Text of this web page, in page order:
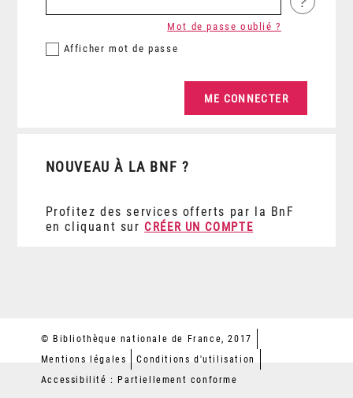
Afficher mot de passe
Mot de passe oublié ?
NOUVEAU À LA BNF ?
Profitez des services offerts par la BnF
en cliquant sur CRÉER UN COMPTE
© Bibliothèque nationale de France, 2017
Mentions légales
Conditions d'utilisation
Accessibilité : Partiellement conforme